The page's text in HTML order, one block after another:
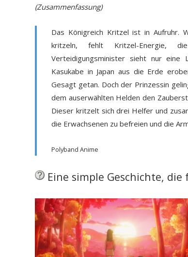
(Zusammenfassung)
Das Königreich Kritzel ist in Aufruhr.
kritzeln, fehlt Kritzel-Energie,
Verteidigungsminister sieht nur
Kasukabe in Japan aus die Erde
Gesagt getan. Doch der Prinzessin
dem auserwählten Helden den
Dieser kritzelt sich drei Helfer und
die Erwachsenen zu befreien und die
Polyband Anime
Eine simple Geschichte,